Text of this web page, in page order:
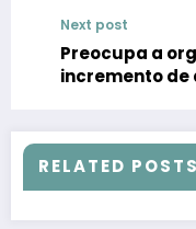
Next post
Preocupa a
incremento de
RELATED POSTS